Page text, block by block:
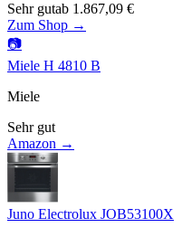
Sehr gutab 1.867,09 €
Zum Shop →
📷
Miele H 4810 B
Miele
Sehr gut
Amazon →
Juno Electrolux JOB53100X